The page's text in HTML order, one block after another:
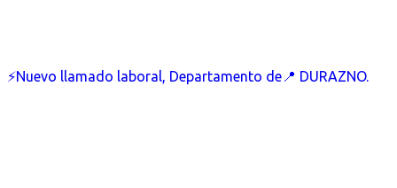
⚡Nuevo llamado laboral, Departamento de📍 DURAZNO.